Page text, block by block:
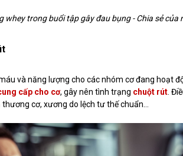
whey trong buổi tập gây đau bụng - Chia sẻ của
và năng lượng cho các nhóm cơ đang hoạt
cấp cho cơ, gây nên tình trạng chuột rút .
cơ, xương do lệch tư thế chuẩn…